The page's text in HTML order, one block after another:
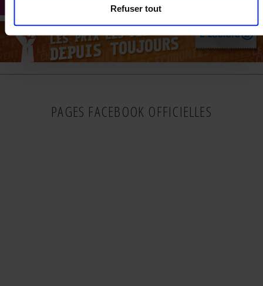
Refuser tout
PAGES FACEBOOK OFFICIELLES